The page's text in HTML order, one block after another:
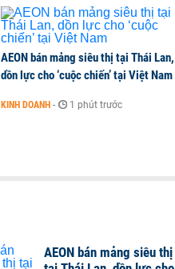
AEON bán mảng siêu thị tại Thái Lan,
dồn lực cho ‘cuộc chiến’ tại Việt Nam
KINH DOANH - 1 phút trước
AEON bán mảng siêu thị